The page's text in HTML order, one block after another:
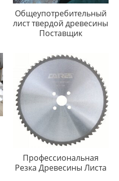
Общеупотребительный
лист твердой древесины
Поставщик
Профессиональная
Резка Древесины Листа